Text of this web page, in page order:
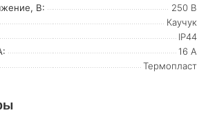
В:
250 В
Каучук
IP44
16 А
Термопласт